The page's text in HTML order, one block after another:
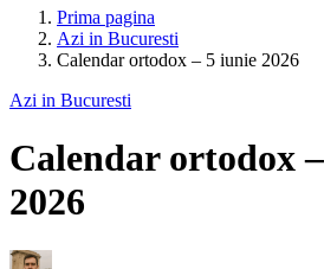
Prima pagina
Azi in Bucuresti
Calendar ortodox – 5 iunie 2026
Azi in Bucuresti
Calendar ortodox
2026